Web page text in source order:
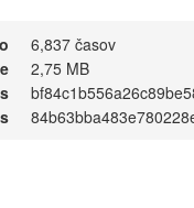
6,837 časov
2,75 MB